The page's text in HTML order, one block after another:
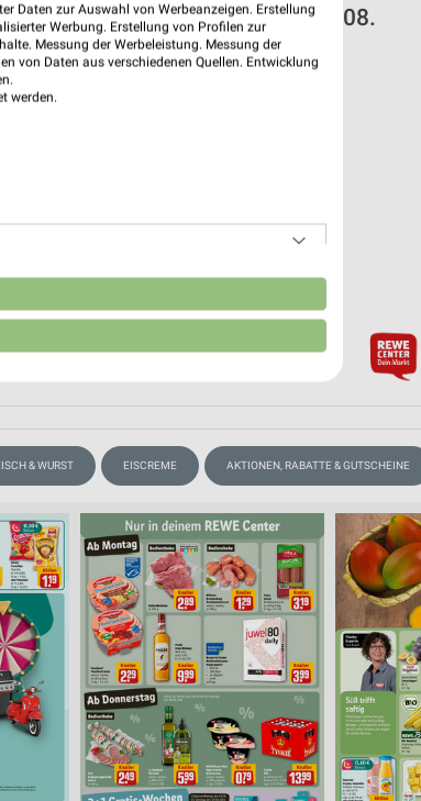
für Meiningen ab Mo. den 03.08.
bis 08. Aug.
erstellen
& WURST EISCREME AKTIONEN, RABATTE & GUTSCHEINE
Daten zur Auswahl von Werbeanzeigen. Erstellung
Werbung. Erstellung von Profilen zur
Messung der Werbeleistung. Messung der
von Daten aus verschiedenen Quellen. Entwicklung
werden.
aus verschiedenen